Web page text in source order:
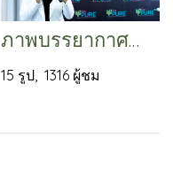
ภาพบรรยากาศงานมาสเตอร์คลาสการดูแลผิวและการใช้ผลิตภัณฑ์อย่างผู้เชี่ยวชาญ ณ บริษัท ลิฟ เพียว (ประเทศไทย) จำกัด
15 รูป, 1316 ผู้ชม